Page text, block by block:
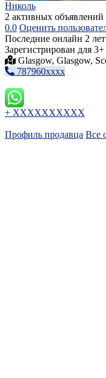
Николь
2 активных объявлений
0.0 Оценить
Последние онлайн 2 лет
Зарегистрирован для 3+
Glasgow, Glasgow,
787960xxxx
+ XXXXXXXXXX
Профиль продавца Все